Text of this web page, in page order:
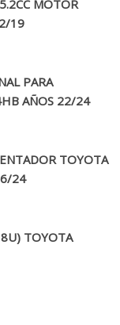
MOTOR
19
PARA
AÑOS 22/24
TOYOTA
24
TOYOTA